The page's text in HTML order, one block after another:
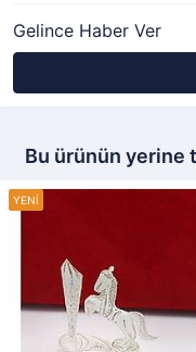
Gelince Haber Ver
Bu ürünün